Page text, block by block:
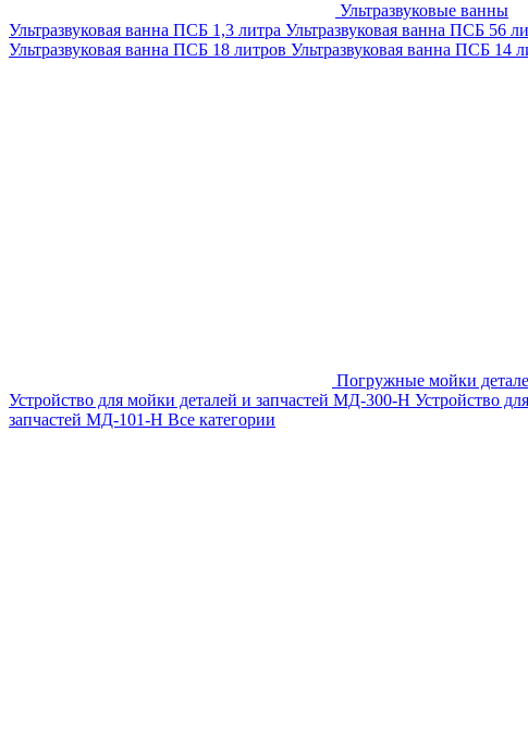
Ультразвуковые ванны
Ультразвуковая ванна ПСБ 1,3 литра Ультразвуковая ванна ПСБ 56
Ультразвуковая ванна ПСБ 18 литров Ультразвуковая ванна ПСБ 14
Погружные мойки
Устройство для мойки деталей и запчастей МД-300-H Устройство
запчастей МД-101-Н Все категории